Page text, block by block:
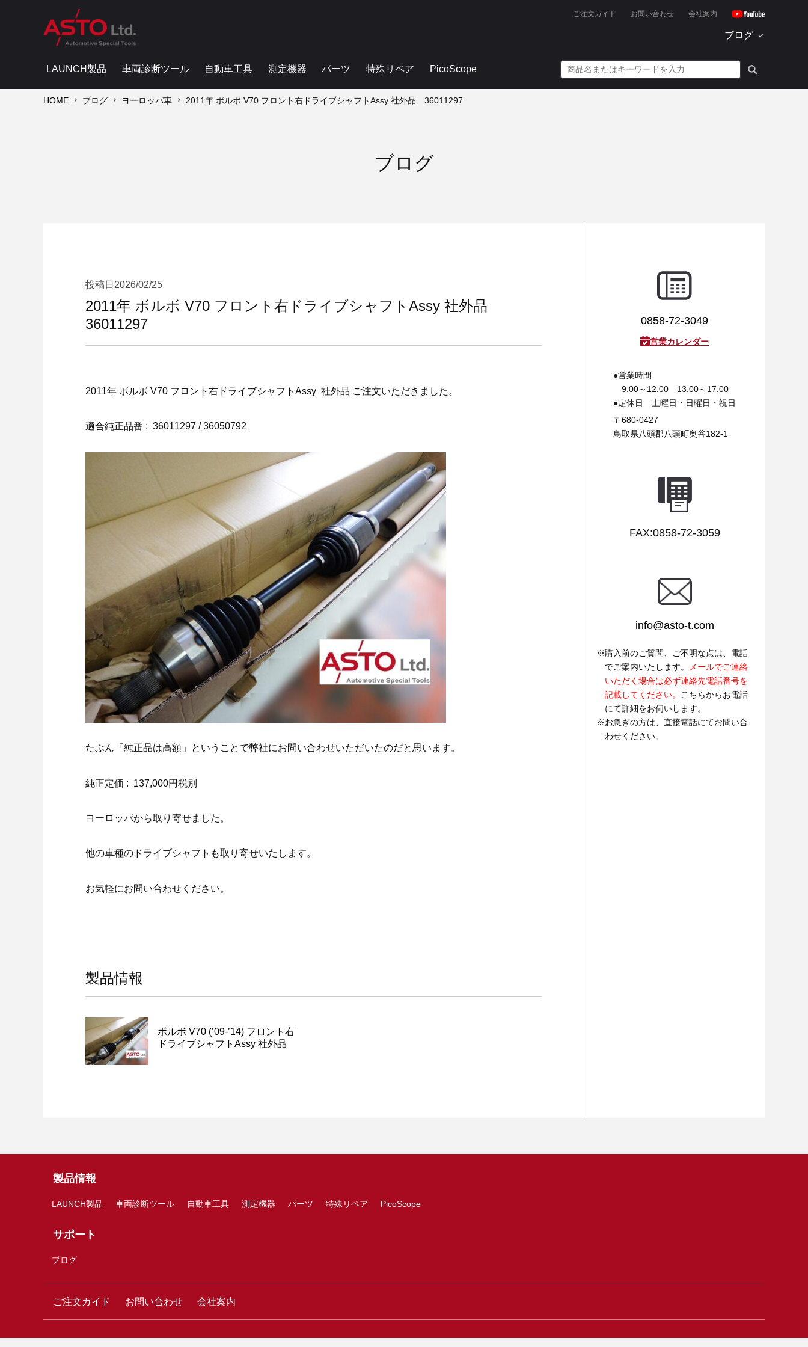
ご注文ガイド お問い合わせ 会社案内
ブログ
LAUNCH製品 車両診断ツール 自動車工具 測定機器 パーツ 特殊リペア PicoScope
HOME ブログ ヨーロッパ車 2011年 ボルボ V70 フロント右ドライブシャフトAssy 社外品 36011297
ブログ
投稿日 2026/02/25
2011年 ボルボ V70 フロント右ドライブシャフトAssy 社外品
36011297
2011年 ボルボ V70 フロント右ドライブシャフトAssy 社外品 ご注文いただきました。
適合純正品番 : 36011297 / 36050792
たぶん「純正品は高額」ということで弊社にお問い合わせいただいたのだと思います。
純正定価 : 137,000円税別
ヨーロッパから取り寄せました。
他の車種のドライブシャフトも取り寄せいたします。
お気軽にお問い合わせください。
製品情報
ボルボ V70 (’09-’14) フロント右
ドライブシャフトAssy 社外品
0858-72-3049
営業カレンダー
●営業時間
9:00～12:00 13:00～17:00
●定休日
土曜日・日曜日・祝日
〒680-0427
鳥取県八頭郡八頭町奥谷182-1
FAX:0858-72-3059
info@asto-t.com
購入前のご質問、ご不明な点は、電話
でご案内いたします。
メールでご連絡
いただく場合は必ず連絡先電話番号を
記載してください。
こちらからお電話
にて詳細をお伺いします。
お急ぎの方は、直接電話にてお問い合
わせください。
製品情報
LAUNCH製品 車両診断ツール 自動車工具 測定機器 パーツ 特殊リペア PicoScope
サポート
ブログ
ご注文ガイド お問い合わせ 会社案内